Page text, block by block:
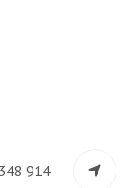
914